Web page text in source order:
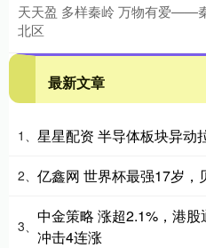
天天盈 多样秦岭 万物有爱——
北区
最新文章
1、 星星配资 半导体板块异动
2、 亿鑫网 世界杯最强17岁，
3、
中金策略 涨超2.1%，港
冲击4连涨